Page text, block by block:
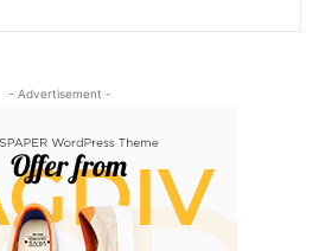
- Advertisement -